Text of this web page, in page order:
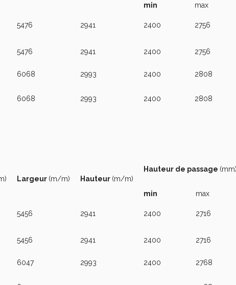
min max
5476 2941 2400 2756
5476 2941 2400 2756
6068 2993 2400 2808
6068 2993 2400 2808
Largeur (m/m) Hauteur (m/m)
Hauteur de passage
min max
5456 2941 2400 2716
5456 2941 2400 2716
6047 2993 2400 2768